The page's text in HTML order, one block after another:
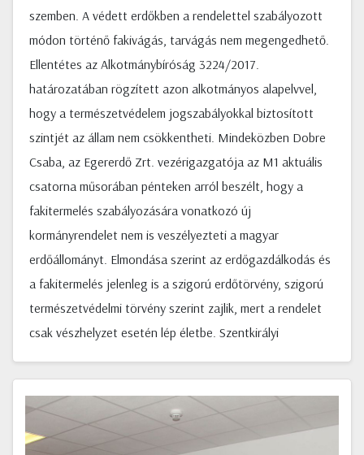
szemben. A védett erdőkben a rendelettel szabályozott
módon történő fakivágás, tarvágás nem megengedhető.
Ellentétes az Alkotmánybíróság 3224/2017.
határozatában rögzített azon alkotmányos alapelvvel,
hogy a természetvédelem jogszabályokkal biztosított
szintjét az állam nem csökkentheti. Mindeközben Dobre
Csaba, az Egererdő Zrt. vezérigazgatója az M1 aktuális
csatorna műsorában pénteken arról beszélt, hogy a
fakitermelés szabályozására vonatkozó új
kormányrendelet nem is veszélyezteti a magyar
erdőállományt. Elmondása szerint az erdőgazdálkodás és
a fakitermelés jelenleg is a szigorú erdőtörvény, szigorú
természetvédelmi törvény szerint zajlik, mert a rendelet
csak vészhelyzet esetén lép életbe. Szentkirályi